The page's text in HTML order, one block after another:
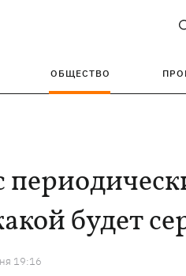
ОБЩЕСТВО
будет
19:16